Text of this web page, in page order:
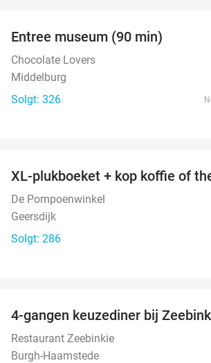
Entree museum (90 min)
Chocolate Lovers
Middelburg
Solgt: 326
XL-plukboeket + kop koffie of
De Pompoenwinkel
Geersdijk
Solgt: 286
4-gangen keuzediner bij
Restaurant Zeebinkie
Burgh-Haamstede